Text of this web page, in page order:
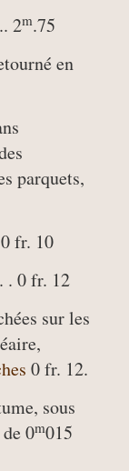
2m.75
en
parquets,
fr. 10
. 0 fr. 12
sur les
0 fr. 12.
sous
0m015